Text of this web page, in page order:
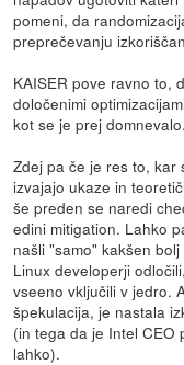
pomeni, da
preprečevanju
KAISER pove ravno to,
določenimi
kot se je prej domnevalo.
Zdej pa če je res to, kar
izvajajo ukaze in
še preden se naredi
edini mitigation. Lahko
našli "samo" kakšen
Linux developerji
vseeno vključili v jedro.
špekulacija, je nastala
(in tega da je Intel CEO
lahko).